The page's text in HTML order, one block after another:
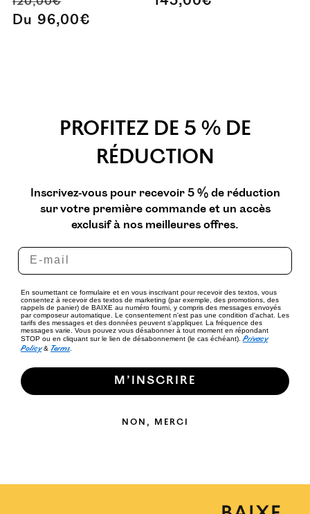
habituelpromotionnel
Du 96,00€
PROFITEZ DE 5 % DE
RÉDUCTION
Inscrivez-vous pour recevoir 5 % de réduction
sur votre première commande et un accès
exclusif à nos meilleures offres.
En soumettant ce formulaire et en vous inscrivant pour recevoir des textos, vous
consentez à recevoir des textos de marketing (par exemple, des promotions, des
rappels de panier) de BAIXE au numéro fourni, y compris des messages envoyés
par composeur automatique. Le consentement n'est pas une condition d'achat. Les
tarifs des messages et des données peuvent s'appliquer. La fréquence des
messages varie. Vous pouvez vous désabonner à tout moment en répondant
STOP ou en cliquant sur le lien de désabonnement (le cas échéant). Privacy
Policy& Terms.
M’INSCRIRE
NON, MERCI